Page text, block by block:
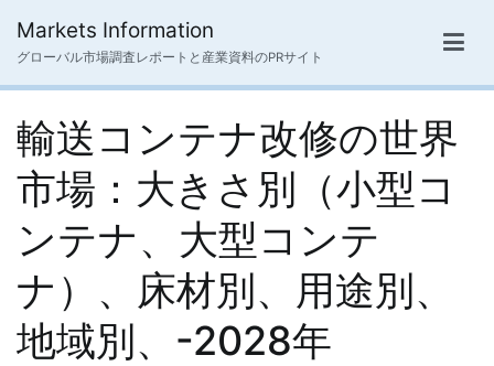
ス
Markets Information
グローバル市場調査レポートと産業資料のPRサイト
輸送コンテナ改修の世界
市場：大きさ別（小型コ
ンテナ、大型コンテ
ナ）、床材別、用途別、
地域別、-2028年